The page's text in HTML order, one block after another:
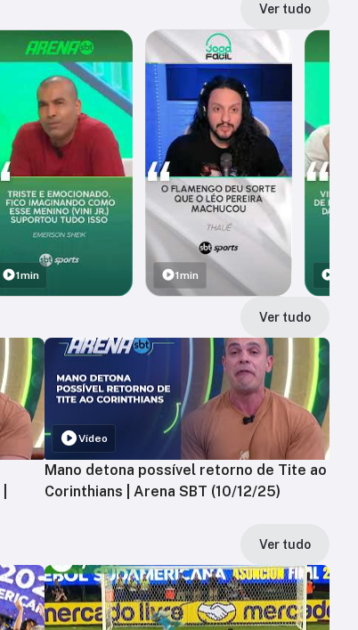
Ver tudo
1min 1min
Ver tudo
Vídeo
Mano detona possível retorno de Tite ao
Corinthians | Arena SBT (10/12/25)
Ver tudo